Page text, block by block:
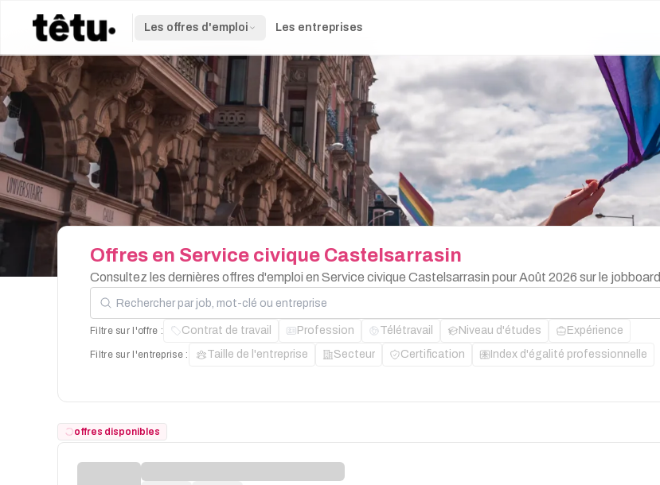
Les offres d'emploi Les entreprises
Offres en Service civique Castelsarrasin
Consultez les dernières offres d'emploi en Service civique Castelsarrasin pour Août 2026 sur le jobboard
Rechercher par job, mot-clé ou entreprise
Filtre sur l'offre : Contrat de travail Profession Télétravail Niveau d'études Expérience
Filtre sur l'entreprise : Taille de l'entreprise Secteur Certification Index d'égalité professionnelle
offres disponibles